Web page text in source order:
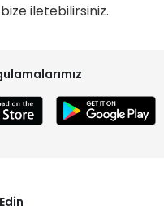
iletebilirsiniz.